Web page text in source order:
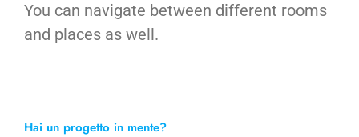
You can navigate between different rooms
and places as well.
Hai un progetto in mente?